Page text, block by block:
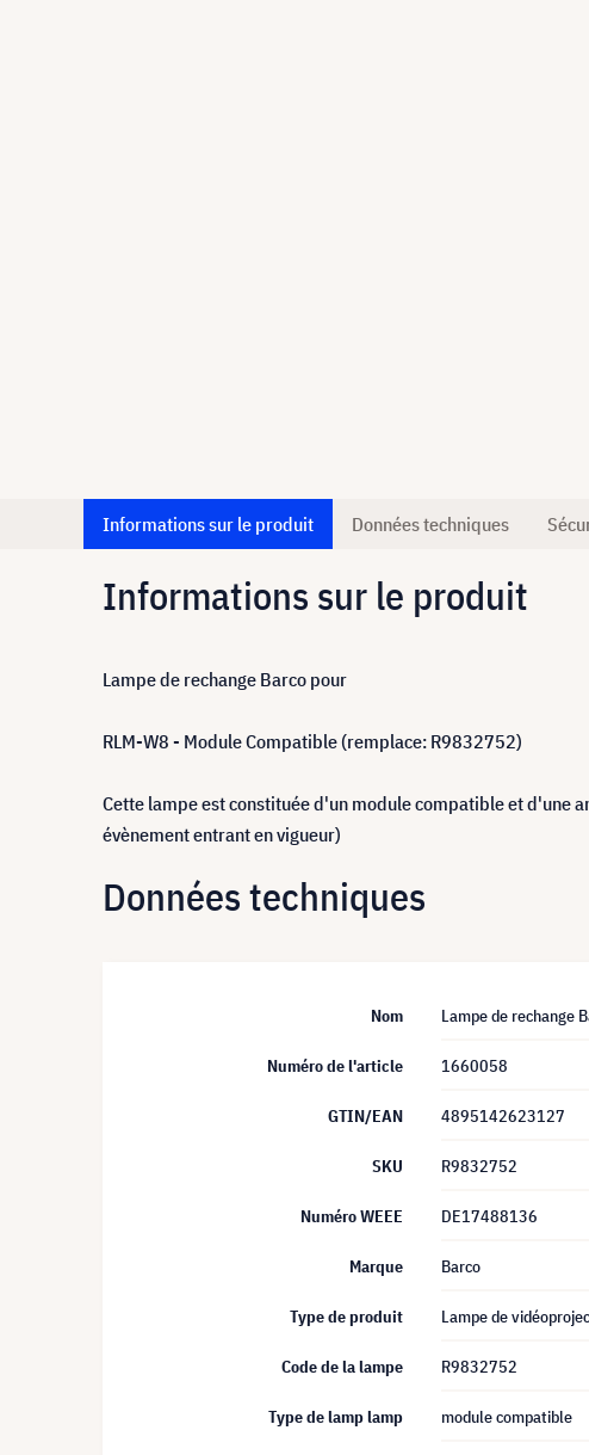
Informations sur le produit Données techniques
Informations sur le produit
Lampe de rechange Barco pour
RLM-W8 - Module Compatible (remplace: R9832752)
Cette lampe est constituée d'un module compatible et d'une
évènement entrant en vigueur)
Données techniques
Nom Lampe de rechange
Numéro de l'article 1660058
GTIN/EAN 4895142623127
SKU R9832752
Numéro WEEE DE17488136
Marque Barco
Type de produit Lampe de
Code de la lampe R9832752
Type de lamp lamp module compatible